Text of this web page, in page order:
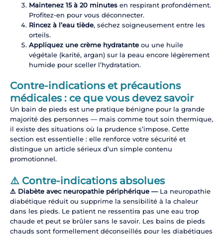
Maintenez 15 à 20 minutesen respirant profondément.
Profitez-en pour vous déconnecter.
Rincez à l’eau tiède, séchez soigneusement entre les
orteils.
Appliquez une crème hydratanteou une huile
végétale (karité, argan) sur la peau encore légèrement
humide pour sceller l’hydratation.
Contre-indications et précautions
médicales : ce que vous devez savoir
Un bain de pieds est une pratique bénigne pour la grande
majorité des personnes — mais comme tout soin thermique,
il existe des situations où la prudence s’impose. Cette
section est essentielle : elle renforce votre sécurité et
distingue un article sérieux d’un simple contenu
promotionnel.
⚠️ Contre-indications absolues
⚠️ Diabète avec neuropathie périphérique — La neuropathie
diabétique réduit ou supprime la sensibilité à la chaleur
dans les pieds. Le patient ne ressentira pas une eau trop
chaude et peut se brûler sans le savoir. Les bains de pieds
chauds sont formellement déconseillés pour les diabétiques